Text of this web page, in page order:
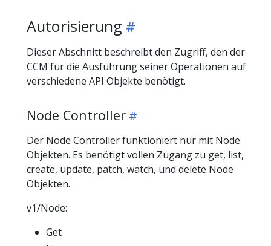
Autorisierung
Dieser Abschnitt beschreibt den Zugriff, den der
CCM für die Ausführung seiner Operationen auf
verschiedene API Objekte benötigt.
Node Controller
Der Node Controller funktioniert nur mit Node
Objekten. Es benötigt vollen Zugang zu get, list,
create, update, patch, watch, und delete Node
Objekten.
v1/Node:
Get